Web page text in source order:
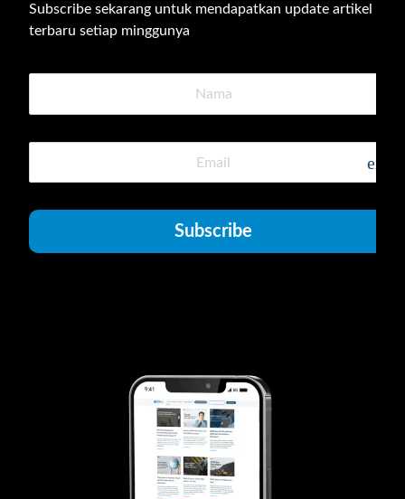
Subscribe sekarang untuk mendapatkan update artikel
terbaru setiap minggunya
Subscribe